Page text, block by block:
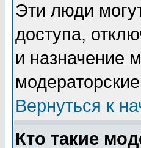
Эти люди
доступа,
и назначение
Вернуться к
Кто такие